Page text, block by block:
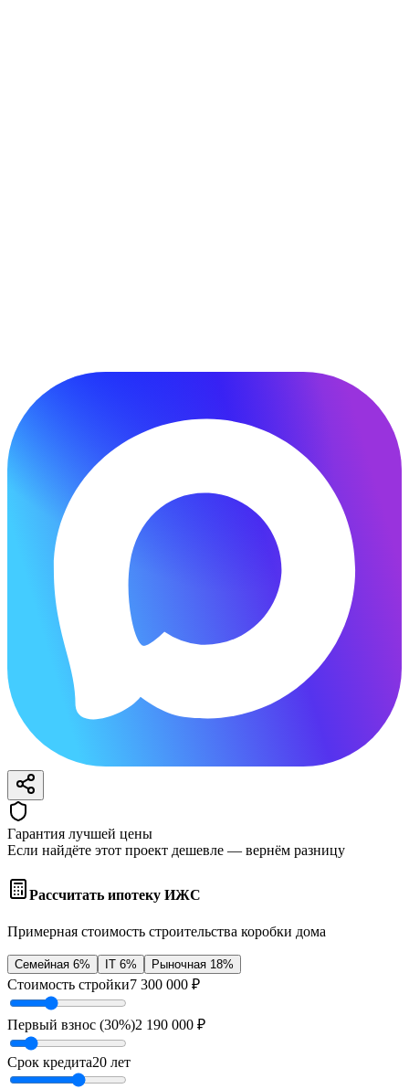
Гарантия лучшей цены
Если найдёте этот проект дешевле — вернём разницу
Рассчитать ипотеку ИЖС
Примерная стоимость строительства коробки дома
Семейная 6% IT 6% Рыночная 18%
Стоимость стройки7 300 000 ₽
Первый взнос (30%)2 190 000 ₽
Срок кредита20 лет